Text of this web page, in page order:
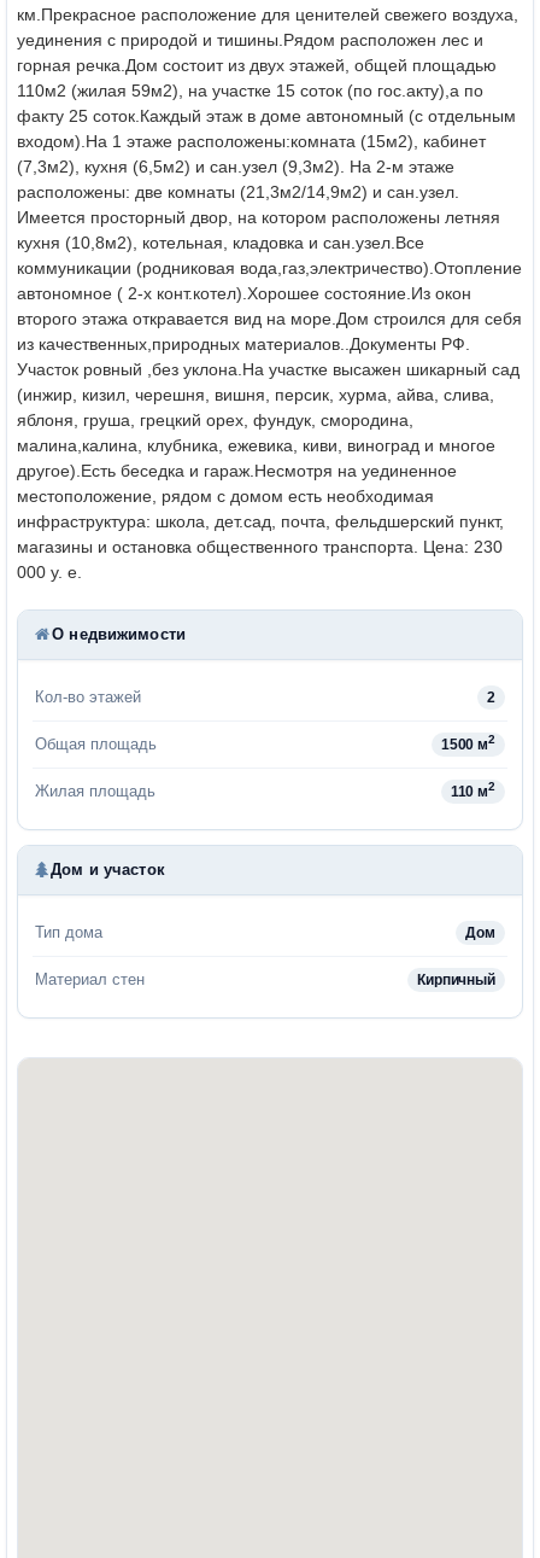
км.Прекрасное расположение для ценителей свежего воздуха,
уединения с природой и тишины.Рядом расположен лес и
горная речка. Дом состоит из двух этажей, общей площадью
110м2 (жилая 59м2), на участке 15 соток (по гос.акту),а по
факту 25 соток.Каждый этаж в доме автономный (с отдельным
входом). На 1 этаже расположены:комната (15м2), кабинет
(7,3м2), кухня (6,5м2) и сан.узел (9,3м2). На 2-м этаже
расположены: две комнаты (21,3м2/14,9м2) и сан.узел.
Имеется просторный двор, на котором расположены летняя
кухня (10,8м2), котельная, кладовка и сан.узел.Все
коммуникации (родниковая вода,газ,электричество).Отопление
автономное ( 2-х конт.котел).Хорошее состояние.Из окон
второго этажа откравается вид на море.Дом строился для себя
из качественных,природных материалов..Документы РФ.
Участок ровный ,без уклона.На участке высажен шикарный сад
(инжир, кизил, черешня, вишня, персик, хурма, айва, слива,
яблоня, груша, грецкий орех, фундук, смородина,
малина,калина, клубника, ежевика, киви, виноград и многое
другое).Есть беседка и гараж. Несмотря на уединенное
местоположение, рядом с домом есть необходимая
инфраструктура: школа, дет.сад, почта, фельдшерский пункт,
магазины и остановка общественного транспорта. Цена: 230
000 у. е.
О недвижимости
Кол-во этажей 2
Общая площадь 1500 м2
Жилая площадь 110 м2
Дом и участок
Тип дома Дом
Материал стен Кирпичный